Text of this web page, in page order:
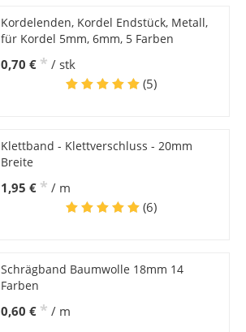
Kordelenden, Kordel Endstück, Metall,
für Kordel 5mm, 6mm, 5 Farben
0,70 € * / stk
(5)
Klettband - Klettverschluss - 20mm
Breite
1,95 € * / m
(6)
Schrägband Baumwolle 18mm 14
Farben
0,60 € * / m